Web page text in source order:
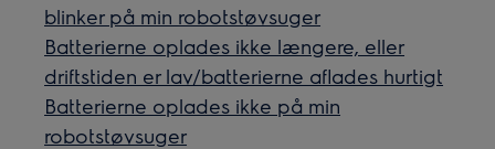
blinker på min robotstøvsuger
Batterierne oplades ikke længere, eller
driftstiden er lav/batterierne aflades hurtigt
Batterierne oplades ikke på min
robotstøvsuger